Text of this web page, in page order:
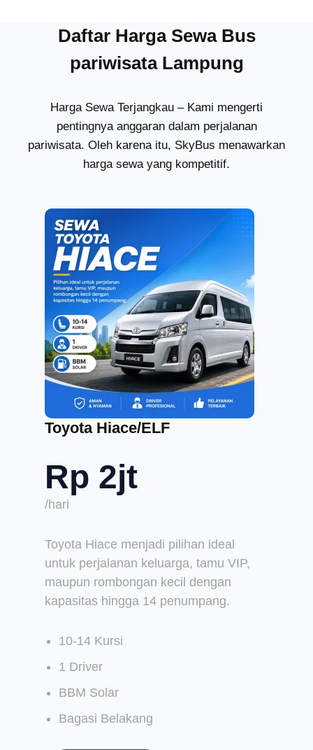
Daftar Harga Sewa Bus
pariwisata Lampung
Harga Sewa Terjangkau – Kami mengerti
pentingnya anggaran dalam perjalanan
pariwisata. Oleh karena itu, SkyBus menawarkan
harga sewa yang kompetitif.
Toyota Hiace/ELF
Rp 2jt
/hari
Toyota Hiace menjadi pilihan ideal
untuk perjalanan keluarga, tamu VIP,
maupun rombongan kecil dengan
kapasitas hingga 14 penumpang.
10-14 Kursi
1 Driver
BBM Solar
Bagasi Belakang